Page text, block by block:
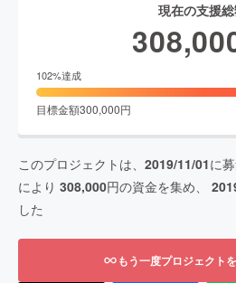
現在の支援
102%達成
目標金額300,000円
このプロジェクトは、 2019/11/01に
により 308,000円の資金を集め、
した
もう一度プロジェクト